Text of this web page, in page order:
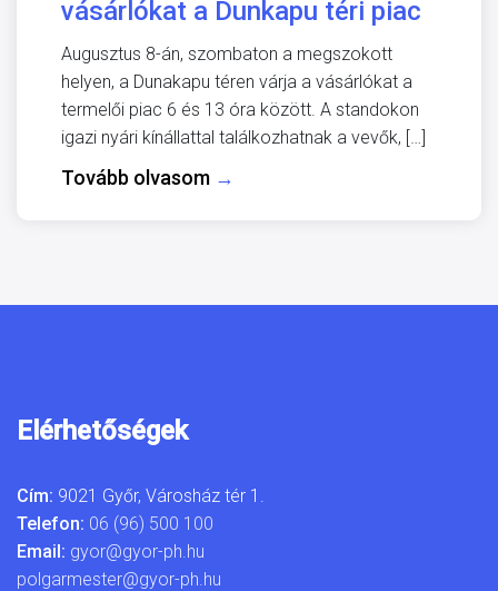
vásárlókat a Dunkapu téri piac
Augusztus 8-án, szombaton a megszokott
helyen, a Dunakapu téren várja a vásárlókat a
termelői piac 6 és 13 óra között. A standokon
igazi nyári kínállattal találkozhatnak a vevők, […]
Tovább olvasom →
Elérhetőségek
Cím: 9021 Győr, Városház tér 1.
Telefon: 06 (96) 500 100
Email: gyor@gyor-ph.hu
polgarmester@gyor-ph.hu